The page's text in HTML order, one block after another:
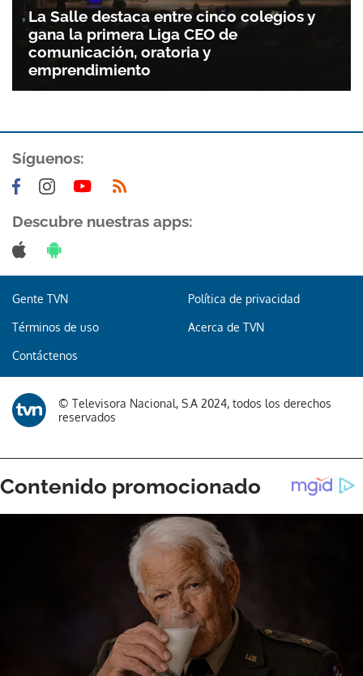
Gracias por suscribirte a nuestro boletín.
La Salle destaca entre cinco colegios y
gana la primera Liga CEO de
comunicación, oratoria y
emprendimiento
Síguenos:
Descubre nuestras apps:
Gente TVN Política de privacidad
Términos de uso Acerca de TVN
Contáctenos
© Televisora Nacional, S.A 2024, todos los derechos
reservados